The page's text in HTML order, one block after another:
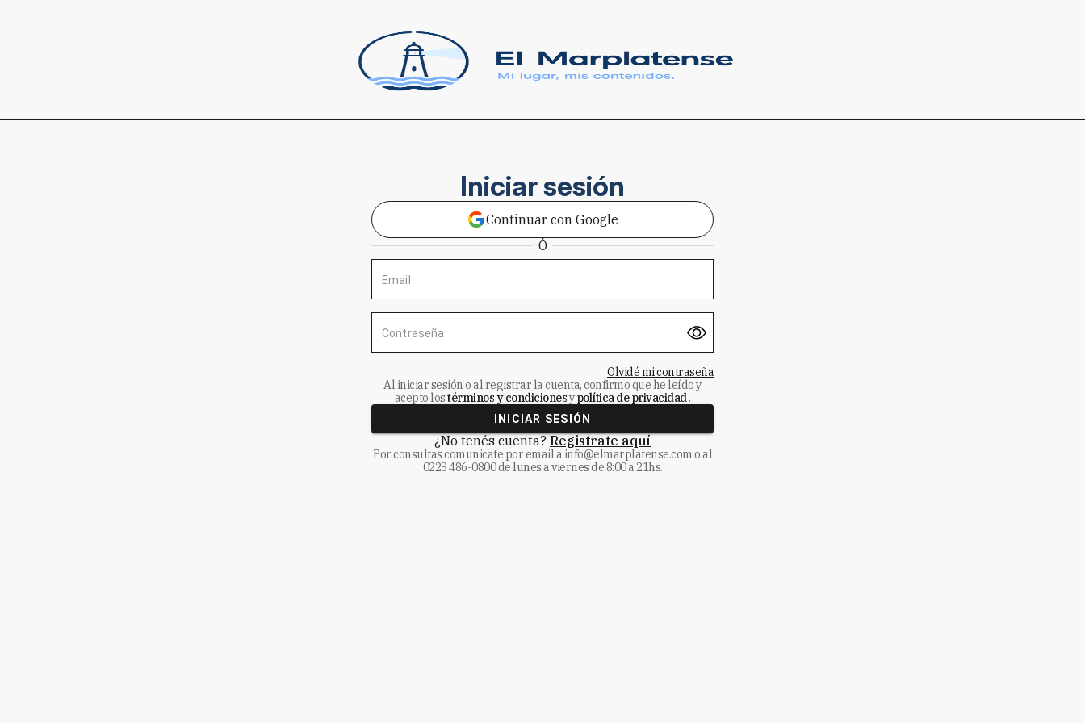
Iniciar sesión
Continuar con Google
Ó
Email
Contraseña
Olvidé mi contraseña
Al iniciar sesión o al registrar la cuenta, confirmo que he leído y
acepto lostérminos y condicionesypolítica de privacidad.
INICIAR SESIÓN
¿No tenés cuenta? Registrate aquí
Por consultas comunicate por email a info@elmarplatense.como al
0223 486-0800de lunes a viernes de 8:00 a 21hs.